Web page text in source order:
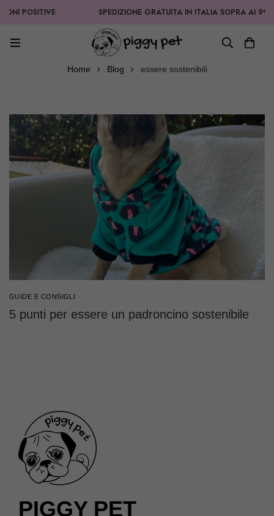
POSITIVE SPEDIZIONE GRATUITA IN ITALIA SOPRA AI
Home Blog essere sostenibili
GUIDE E CONSIGLI
5 punti per essere un padroncino sostenibile
PIGGY PET